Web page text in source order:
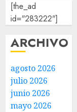
[the_ad
id="283222"]
ARCHIVO
agosto 2026
julio 2026
junio 2026
mayo 2026